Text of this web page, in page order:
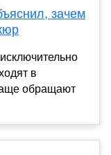
зачем
в
обращают